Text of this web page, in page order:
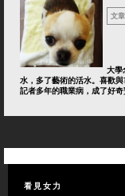
文
大學
水，多了藝術的活水。喜歡
記者多年的職業病，成了好
看見女力